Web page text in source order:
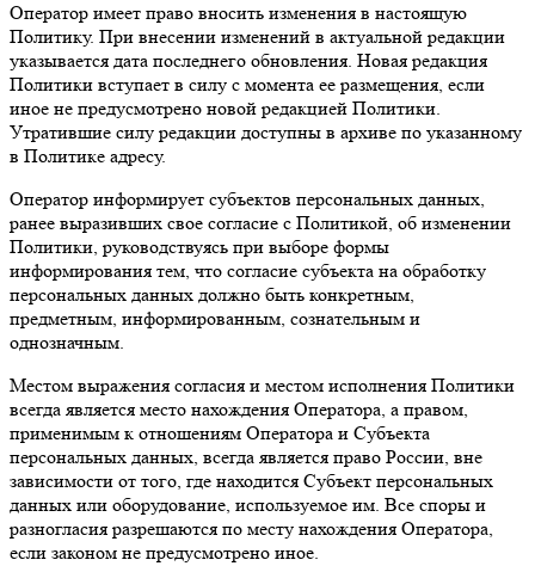
Оператор имеет право вносить изменения в настоящую
Политику. При внесении изменений в актуальной редакции
указывается дата последнего обновления. Новая редакция
Политики вступает в силу с момента ее размещения, если
иное не предусмотрено новой редакцией Политики.
Утратившие силу редакции доступны в архиве по указанному
в Политике адресу.
Оператор информирует субъектов персональных данных,
ранее выразивших свое согласие с Политикой, об изменении
Политики, руководствуясь при выборе формы
информирования тем, что согласие субъекта на обработку
персональных данных должно быть конкретным,
предметным, информированным, сознательным и
однозначным.
Местом выражения согласия и местом исполнения Политики
всегда является место нахождения Оператора, а правом,
применимым к отношениям Оператора и Субъекта
персональных данных, всегда является право России, вне
зависимости от того, где находится Субъект персональных
данных или оборудование, используемое им. Все споры и
разногласия разрешаются по месту нахождения Оператора,
если законом не предусмотрено иное.